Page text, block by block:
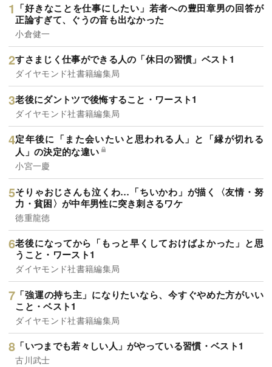
「好きなことを仕事にしたい」若者への豊田章男の回答が
正論すぎて、ぐうの音も出なかった
小倉健一
すさまじく仕事ができる人の「休日の習慣」ベスト1
ダイヤモンド社書籍編集局
老後にダントツで後悔すること・ワースト1
ダイヤモンド社書籍編集局
定年後に「また会いたいと思われる人」と「縁が切れる
人」の決定的な違い
小宮一慶
そりゃおじさんも泣くわ…「ちいかわ」が描く〈友情・努
力・貧困〉が中年男性に突き刺さるワケ
徳重龍徳
老後になってから「もっと早くしておけばよかった」と思
うこと・ワースト1
ダイヤモンド社書籍編集局
「強運の持ち主」になりたいなら、今すぐやめた方がいい
こと・ベスト1
ダイヤモンド社書籍編集局
「いつまでも若々しい人」がやっている習慣・ベスト1
古川武士